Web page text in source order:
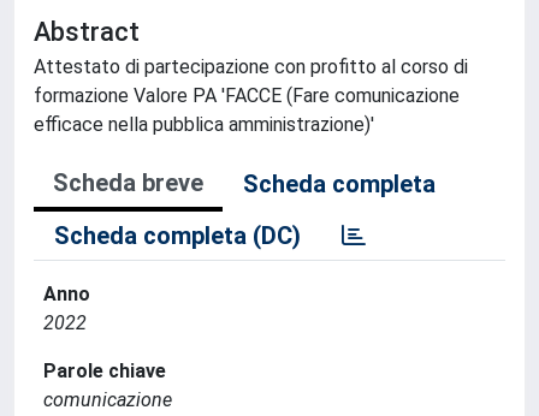
Abstract
Attestato di partecipazione con profitto al corso di
formazione Valore PA 'FACCE (Fare comunicazione
efficace nella pubblica amministrazione)'
Scheda breve
Scheda completa
Scheda completa (DC)
Anno
2022
Parole chiave
comunicazione